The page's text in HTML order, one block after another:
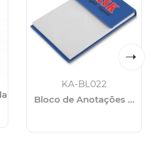
KA-BL022
Bloco de Anotações ...